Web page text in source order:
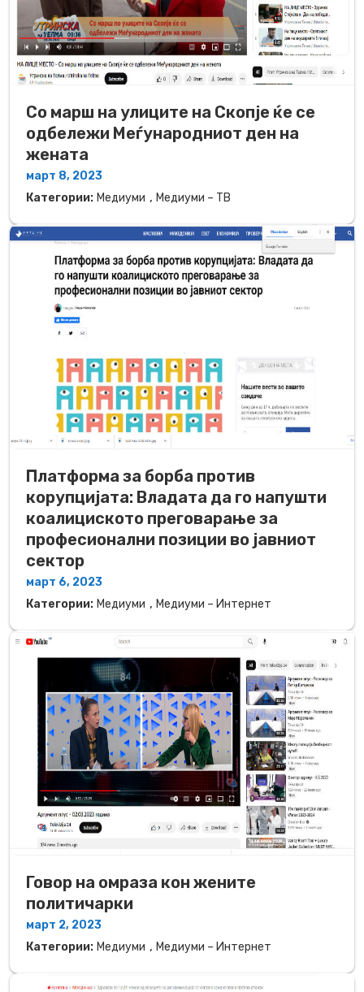
Со марш на улиците на Скопје ќе се
одбележи Меѓународниот ден на
жената
март 8, 2023
Категории: Медиуми , Медиуми – ТВ
Платформа за борба против
корупцијата: Владата да го напушти
коалициското преговарање за
професионални позиции во јавниот
сектор
март 6, 2023
Категории: Медиуми , Медиуми – Интернет
Говор на омраза кон жените
политичарки
март 2, 2023
Категории: Медиуми , Медиуми – Интернет